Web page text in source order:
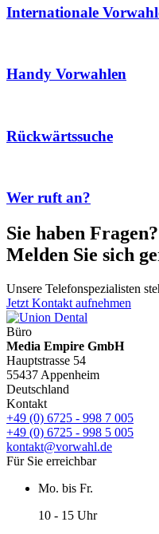
Internationale
Handy Vorwahlen
Rückwärtssuche
Wer ruft an?
Sie haben Fragen?
Melden Sie sich
Unsere Telefonspezialisten
Jetzt Kontakt aufnehmen
Büro
Media Empire GmbH
Hauptstrasse 54
55437 Appenheim
Deutschland
Kontakt
+49 (0) 6725 - 998 7 005
+49 (0) 6725 - 998 5 005
kontakt@vorwahl.de
Für Sie erreichbar
Mo. bis Fr.
10 - 15 Uhr